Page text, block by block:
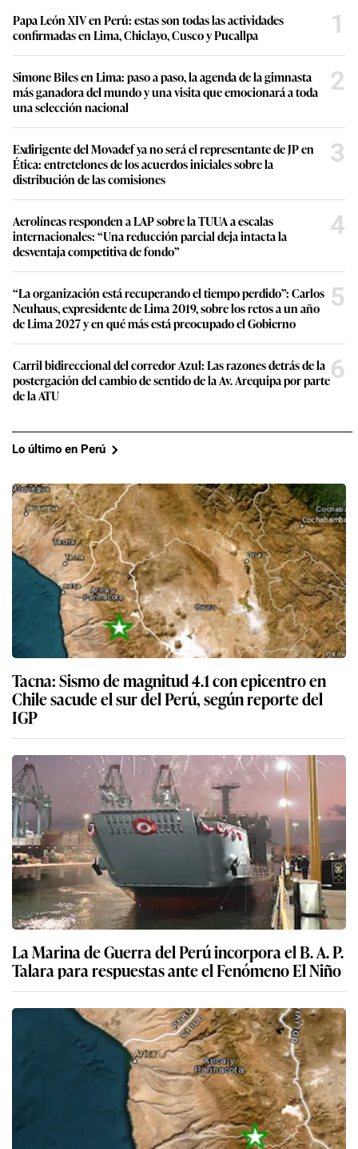
Papa León XIV en Perú: estas son todas las actividades
confirmadas en Lima, Chiclayo, Cusco y Pucallpa
1
Simone Biles en Lima: paso a paso, la agenda de la gimnasta
más ganadora del mundo y una visita que emocionará a toda
una selección nacional
2
Exdirigente del Movadef ya no será el representante de JP en
Ética: entretelones de los acuerdos iniciales sobre la
distribución de las comisiones
3
Aerolíneas responden a LAP sobre la TUUA a escalas
internacionales: “Una reducción parcial deja intacta la
desventaja competitiva de fondo”
4
“La organización está recuperando el tiempo perdido”: Carlos
Neuhaus, expresidente de Lima 2019, sobre los retos a un año
de Lima 2027 y en qué más está preocupado el Gobierno
5
Carril bidireccional del corredor Azul: Las razones detrás de la
postergación del cambio de sentido de la Av. Arequipa por parte
de la ATU
6
Lo último en Perú
Tacna: Sismo de magnitud 4.1 con epicentro en
Chile sacude el sur del Perú, según reporte del
IGP
La Marina de Guerra del Perú incorpora el B. A. P.
Talara para respuestas ante el Fenómeno El Niño